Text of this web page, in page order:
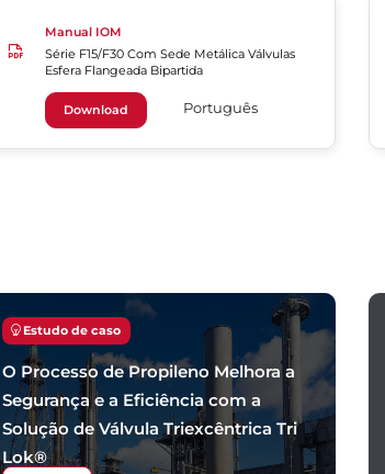
Manual IOM
Série F15/F30 Com Sede Metálica Válvulas
Esfera Flangeada Bipartida
Download Português
Estudo de caso
O Processo de Propileno Melhora a
Segurança e a Eficiência com a
Solução de Válvula Triexcêntrica Tri
Lok®